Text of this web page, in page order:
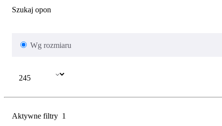
Szukaj opon
Wg rozmiaru
Aktywne filtry 1